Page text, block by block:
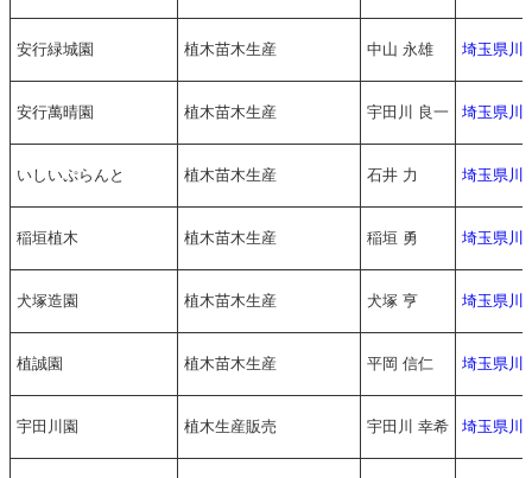
安行緑城園 植木苗木生産 中山 永雄 埼玉県川
安行萬晴園 植木苗木生産 宇田川 良一 埼玉県川
いしいぷらんと 植木苗木生産 石井 力 埼玉県川
稲垣植木 植木苗木生産 稲垣 勇 埼玉県川
犬塚造園 植木苗木生産 犬塚 亨 埼玉県川
植誠園 植木苗木生産 平岡 信仁 埼玉県川
宇田川園 植木生産販売 宇田川 幸希 埼玉県川